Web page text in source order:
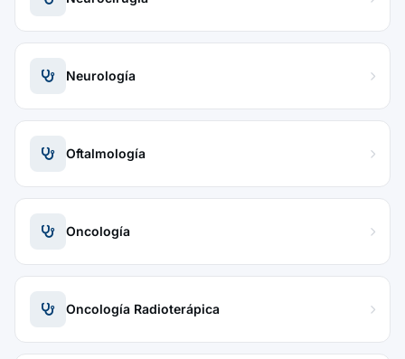
Neurología
Oftalmología
Oncología
Oncología Radioterápica